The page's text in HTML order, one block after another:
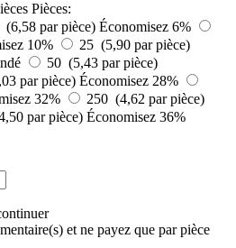
Pièces:
(6,58 par pièce) Économisez 6%
10%
25 (5,90 par pièce)
50 (5,43 par pièce)
par pièce) Économisez 28%
32%
250 (4,62 par pièce)
par pièce) Économisez 36%
et ne payez que par pièce